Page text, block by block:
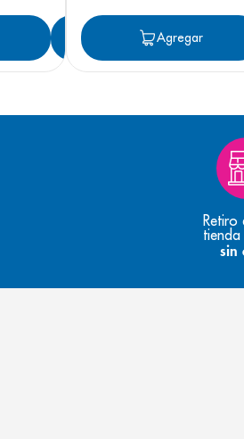
AgregarAgregar
Retiro
tienda
sin